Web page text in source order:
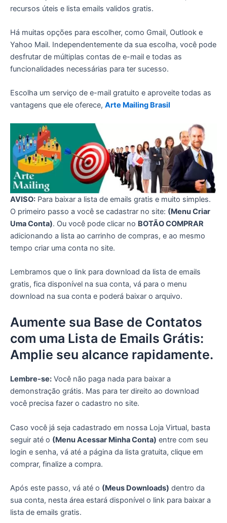
recursos úteis e lista emails validos gratis.
Há muitas opções para escolher, como Gmail, Outlook e
Yahoo Mail. Independentemente da sua escolha, você pode
desfrutar de múltiplas contas de e-mail e todas as
funcionalidades necessárias para ter sucesso.
Escolha um serviço de e-mail gratuito e aproveite todas as
vantagens que ele oferece, Arte Mailing Brasil
AVISO: Para baixar a lista de emails gratis e muito simples.
O primeiro passo a você se cadastrar no site: (Menu Criar
Uma Conta). Ou você pode clicar no BOTÃO COMPRAR
adicionando a lista ao carrinho de compras, e ao mesmo
tempo criar uma conta no site.
Lembramos que o link para download da lista de emails
gratis, fica disponível na sua conta, vá para o menu
download na sua conta e poderá baixar o arquivo.
Aumente sua Base de Contatos
com uma Lista de Emails Grátis:
Amplie seu alcance rapidamente.
Lembre-se: Você não paga nada para baixar a
demonstração grátis. Mas para ter direito ao download
você precisa fazer o cadastro no site.
Caso você já seja cadastrado em nossa Loja Virtual, basta
seguir até o (Menu Acessar Minha Conta) entre com seu
login e senha, vá até a página da lista gratuita, clique em
comprar, finalize a compra.
Após este passo, vá até o (Meus Downloads) dentro da
sua conta, nesta área estará disponível o link para baixar a
lista de emails gratis.